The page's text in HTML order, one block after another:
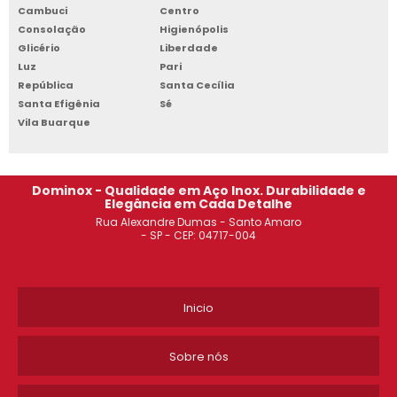
ARMÁRIO DE AÇO GUARDA VOLUME JABAQUARA
ARMÁRIO DE AÇO COM CHAVE SÃO BERNARDO DO CAMPO
ARMÁRIO DE AÇO GUARDA VOLUME GUARULHOS
ROUPEIRO DE AÇO 2 PORTAS CAMPINAS
ROUPEIRO DE AÇO 32 PORTAS JABAQUARA
ROUPEIRO DE AÇO 20 PORTAS PREÇO SOROCABA
Cambuci
Centro
Consolação
Higienópolis
Glicério
Liberdade
Luz
Pari
República
Santa Cecília
Santa Efigênia
Sé
Vila Buarque
Dominox - Qualidade em Aço Inox. Durabilidade e
Elegância em Cada Detalhe
Rua Alexandre Dumas - Santo Amaro
- SP - CEP: 04717-004
Inicio
Sobre nós